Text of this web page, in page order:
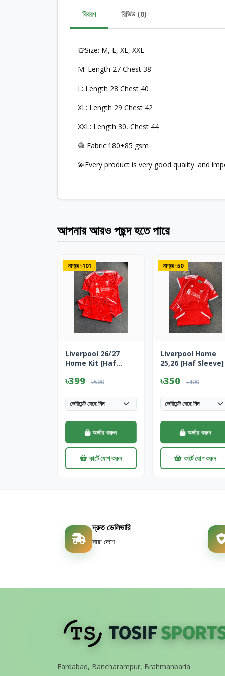
বিবরণ রিভিউ (0)
👕Size: M, L, XL, XXL
M: Length 27 Chest 38
L: Length 28 Chest 40
XL: Length 29 Chest 42
XXL: Length 30, Chest 44
🧶 Fabric:180+85 gsm
💫Every product is very good quality. and
আপনার আরও পছন্দ হতে পারে
সাশ্রয় ৳101
Liverpool 26/27
Home Kit [Haf
৳399 ৳500
অর্ডার করুন
কার্টে যোগ করুন
সাশ্রয় ৳50
Liverpool Home
25,26 [Haf Sleeve]
৳350 ৳400
অর্ডার করুন
কার্টে যোগ করুন
দ্রুত ডেলিভারি
সারা দেশে
Fardabad, Bancharampur, Brahmanbaria